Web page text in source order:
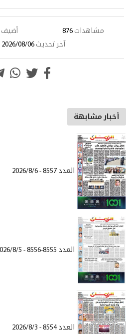
مشاهدات 876 أضيف
آخر تحديث 2026/08/06 - 2:57 PM
أخبار مشابهة
العدد 8557 - 2026/8/6
العدد 8555-8556 - 2026/8/5
العدد 8554 - 2026/8/3